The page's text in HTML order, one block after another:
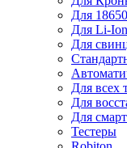
Для 18650
Для Li-
Для
Для всех
Для
Для
Тестеры